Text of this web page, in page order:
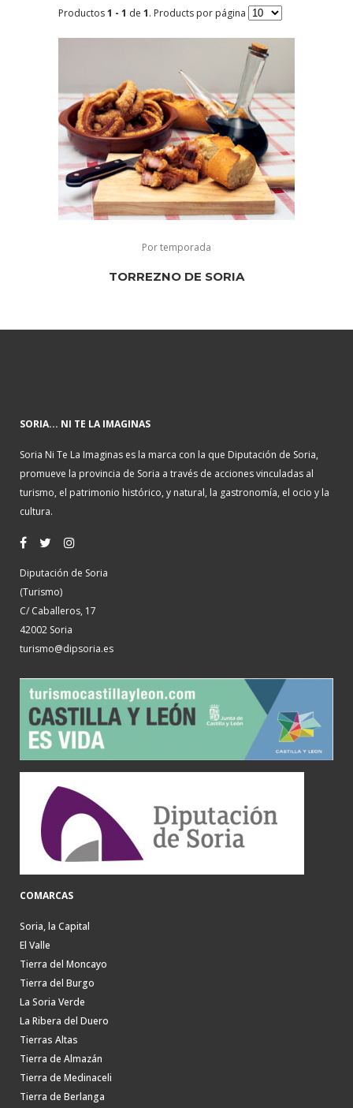
Productos1 - 1 de 1. Products por página
Por temporada
TORREZNO DE SORIA
SORIA... NI TE LA IMAGINAS
Soria Ni Te La Imaginas es la marca con la que Diputación de Soria,
promueve la provincia de Soria a través de acciones vinculadas al
turismo, el patrimonio histórico, y natural, la gastronomía, el ocio y la
cultura.
Diputación de Soria
(Turismo)
C/ Caballeros, 17
42002 Soria
turismo@dipsoria.es
COMARCAS
Soria, la Capital
El Valle
Tierra del Moncayo
Tierra del Burgo
La Soria Verde
La Ribera del Duero
Tierras Altas
Tierra de Almazán
Tierra de Medinaceli
Tierra de Berlanga